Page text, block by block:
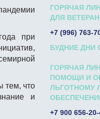
при
тем, что
и
ГОРЯЧАЯ
ДЛЯ
+7 (996) 763-
БУДНИЕ ДНИ
ГОРЯЧАЯ
ПОМОЩИ И
ЛЬГОТНОМУ
+7 900 656-